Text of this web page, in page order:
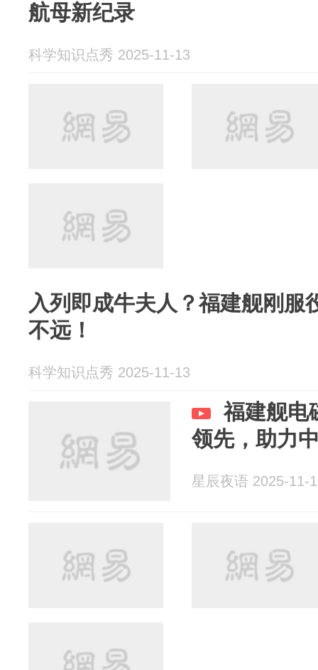
航母新纪录
科学知识点秀 2025-11-13
入列即成牛夫人？福建舰刚服
不远！
科学知识点秀 2025-11-13
福建舰电
领先，助力
星辰夜语 2025-11-